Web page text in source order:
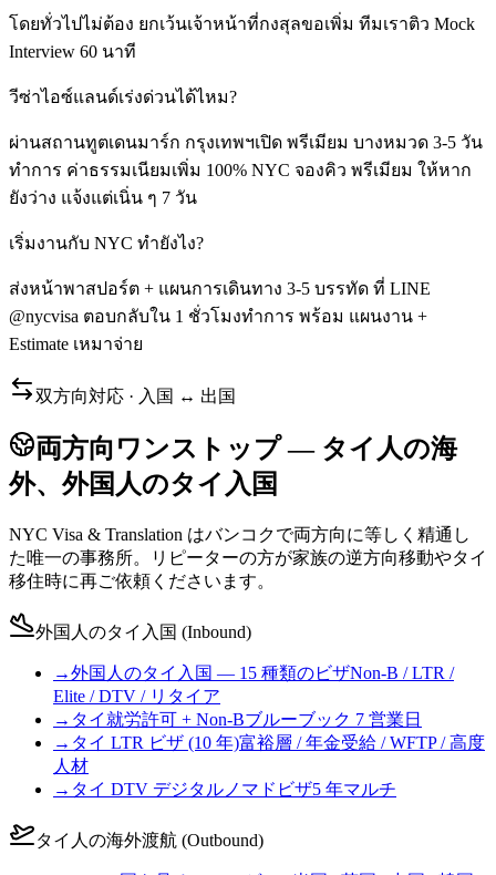
โดยทั่วไปไม่ต้อง ยกเว้นเจ้าหน้าที่กงสุลขอเพิ่ม ทีมเราติว Mock
Interview 60 นาที
วีซ่าไอซ์แลนด์เร่งด่วนได้ไหม?
ผ่านสถานทูตเดนมาร์ก กรุงเทพฯเปิด พรีเมียม บางหมวด 3-5 วัน
ทำการ ค่าธรรมเนียมเพิ่ม 100% NYC จองคิว พรีเมียม ให้หาก
ยังว่าง แจ้งแต่เนิ่น ๆ 7 วัน
เริ่มงานกับ NYC ทำยังไง?
ส่งหน้าพาสปอร์ต + แผนการเดินทาง 3-5 บรรทัด ที่ LINE
@nycvisa ตอบกลับใน 1 ชั่วโมงทำการ พร้อม แผนงาน +
Estimate เหมาจ่าย
双方向対応 · 入国 ↔ 出国
両方向ワンストップ — タイ人の海
外、外国人のタイ入国
NYC Visa & Translation はバンコクで両方向に等しく精通し
た唯一の事務所。リピーターの方が家族の逆方向移動やタイ
移住時に再ご依頼くださいます。
外国人のタイ入国 (Inbound)
→外国人のタイ入国 — 15 種類のビザNon-B / LTR /
Elite / DTV / リタイア
→ タイ就労許可 + Non-Bブルーブック 7 営業日
→ タイ LTR ビザ (10 年)富裕層 / 年金受給 / WFTP / 高度
人材
→ タイ DTV デジタルノマドビザ5 年マルチ
タイ人の海外渡航 (Outbound)